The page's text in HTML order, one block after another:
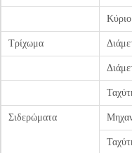
Κύριο
Τρίχωμα
Σιδερώματα